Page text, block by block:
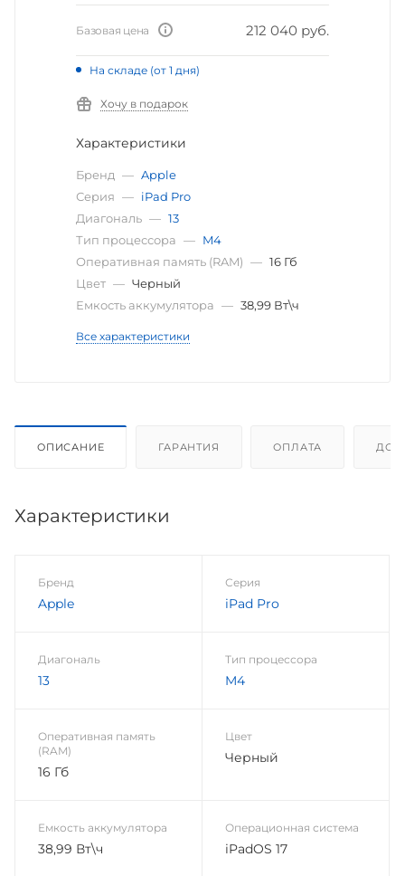
Базовая цена 212 040 руб.
На складе (от 1 дня)
Хочу в подарок
Характеристики
Бренд — Apple
Серия — iPad Pro
Диагональ — 13
Тип процессора — M4
Оперативная память (RAM) — 16 Гб
Цвет — Черный
Емкость аккумулятора — 38,99 Вт\ч
Все характеристики
ОПИСАНИЕ ГАРАНТИЯ ОПЛАТА
Характеристики
Бренд
Apple
Серия
iPad Pro
Диагональ
13
Тип процессора
M4
Оперативная память
(RAM)
16 Гб
Цвет
Черный
Емкость аккумулятора
38,99 Вт\ч
Операционная система
iPadOS 17